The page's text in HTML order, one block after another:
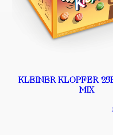
KLEINER KLOPFER
MIX